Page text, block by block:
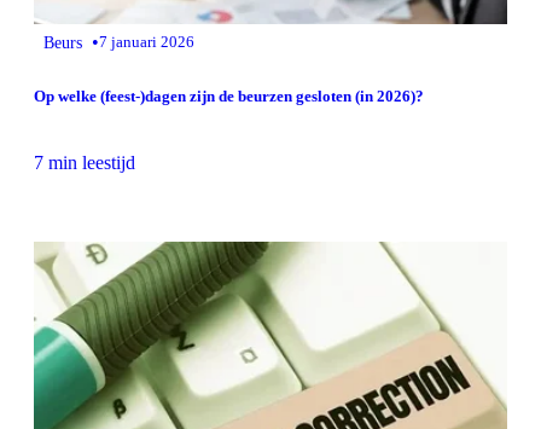
Beurs •7 januari 2026
Op welke (feest-)dagen zijn de beurzen gesloten (in 2026)?
7 min leestijd